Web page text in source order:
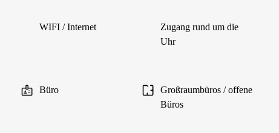
WIFI / Internet
Zugang rund um die
Uhr
Büro
Großraumbüros / offene
Büros